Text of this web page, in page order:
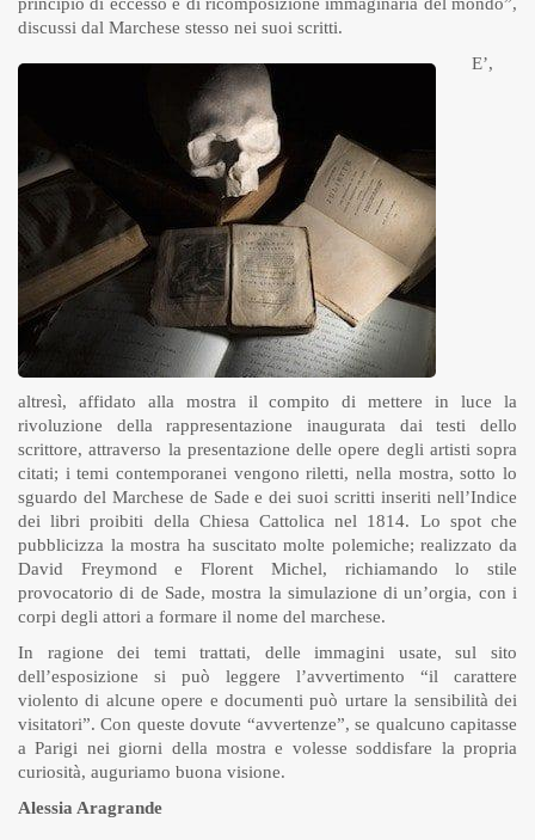
discussi dal Marchese stesso nei suoi scritti.
E’,
altresì, affidato alla mostra il compito di mettere in luce la
rivoluzione della rappresentazione inaugurata dai testi dello
scrittore, attraverso la presentazione delle opere degli artisti sopra
citati; i temi contemporanei vengono riletti, nella mostra, sotto lo
sguardo del Marchese de Sade e dei suoi scritti inseriti nell’Indice
dei libri proibiti della Chiesa Cattolica nel 1814. Lo spot che
pubblicizza la mostra ha suscitato molte polemiche; realizzato da
David Freymond e Florent Michel, richiamando lo stile
provocatorio di de Sade, mostra la simulazione di un’orgia, con i
corpi degli attori a formare il nome del marchese.
In ragione dei temi trattati, delle immagini usate, sul sito
dell’esposizione si può leggere l’avvertimento “il carattere
violento di alcune opere e documenti può urtare la sensibilità dei
visitatori”. Con queste dovute “avvertenze”, se qualcuno capitasse
a Parigi nei giorni della mostra e volesse soddisfare la propria
curiosità, auguriamo buona visione.
Alessia Aragrande